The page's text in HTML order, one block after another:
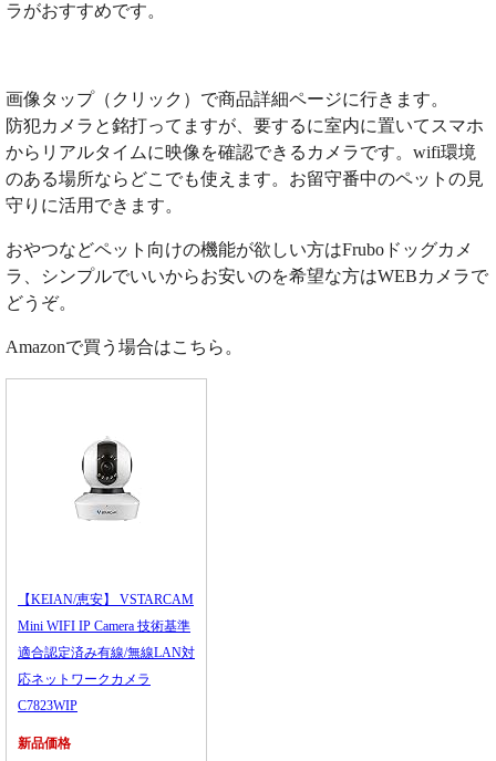
ラがおすすめです。
画像タップ（クリック）で商品詳細ページに行きます。
防犯カメラと銘打ってますが、要するに室内に置いてスマホ
からリアルタイムに映像を確認できるカメラです。wifi環境
のある場所ならどこでも使えます。お留守番中のペットの見
守りに活用できます。
おやつなどペット向けの機能が欲しい方はFruboドッグカメ
ラ、シンプルでいいからお安いのを希望な方はWEBカメラで
どうぞ。
Amazonで買う場合はこちら。
【KEIAN/恵安】 VSTARCAM
Mini WIFI IP Camera 技術基準
適合認定済み有線/無線LAN対
応ネットワークカメラ
C7823WIP
新品価格